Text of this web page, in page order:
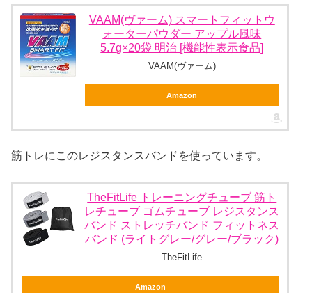
VAAM(ヴァーム) スマートフィットウ
ォーターパウダー アップル風味
5.7g×20袋 明治 [機能性表示食品]
VAAM(ヴァーム)
Amazon
筋トレにこのレジスタンスバンドを使っています。
TheFitLife トレーニングチューブ 筋ト
レチューブ ゴムチューブ レジスタンス
バンド ストレッチバンド フィットネス
バンド (ライトグレー/グレー/ブラック)
TheFitLife
Amazon